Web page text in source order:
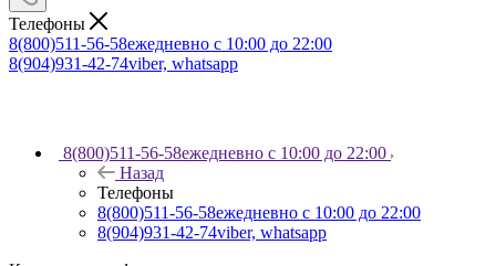
Телефоны
8(800)511-56-58ежедневно с 10:00 до 22:00
8(904)931-42-74viber, whatsapp
8(800)511-56-58ежедневно с 10:00 до 22:00
Назад
Телефоны
8(800)511-56-58ежедневно с 10:00 до 22:00
8(904)931-42-74viber, whatsapp